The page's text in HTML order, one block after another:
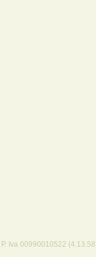
Iva 00990010522